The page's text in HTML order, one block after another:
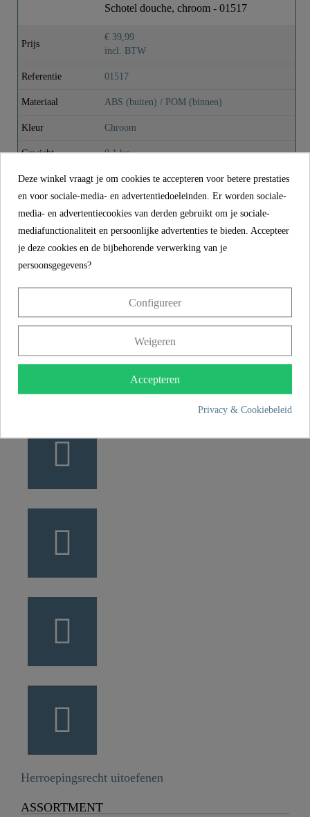
Schotel douche, chroom - 01517
Prijs
€ 39,99
incl. BTW
Referentie 01517
Materiaal ABS (buiten) / POM (binnen)
Kleur Chroom
Gewicht 0,1 kg
Lengte 10,6 cm
CONTACT
Franz Joseph Schütte GmbH
+49 5407 8707 777
Herroepingsrecht uitoefenen
ASSORTMENT
Deze winkel vraagt je om cookies te accepteren voor betere prestaties
en voor sociale-media- en advertentiedoeleinden. Er worden sociale-
media- en advertentiecookies van derden gebruikt om je sociale-
mediafunctionaliteit en persoonlijke advertenties te bieden. Accepteer
je deze cookies en de bijbehorende verwerking van je
persoonsgegevens?
Configureer
Weigeren
Accepteren
Privacy & Cookiebeleid